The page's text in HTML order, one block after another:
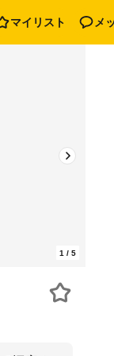
マイリスト メ
1 / 5